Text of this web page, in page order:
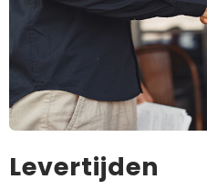
Levertijden